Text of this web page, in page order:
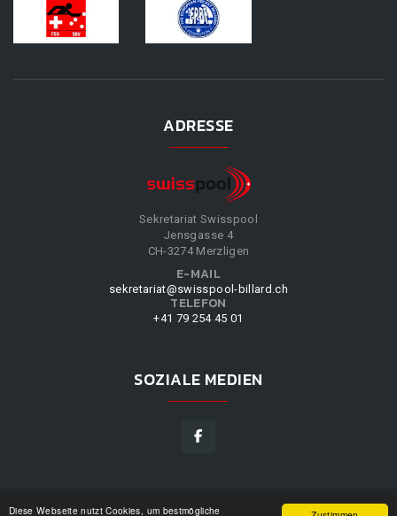
Diese Webseite nutzt Cookies, um bestmögliche
ADRESSE
Sekretariat Swisspool
Jensgasse 4
CH-3274 Merzligen
E-MAIL
sekretariat@swisspool-billard.ch
TELEFON
+41 79 254 45 01
SOZIALE MEDIEN